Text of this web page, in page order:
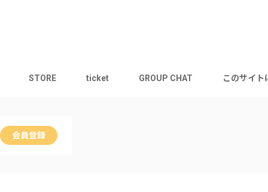
STORE ticket GROUP CHAT このサイト
会員登録